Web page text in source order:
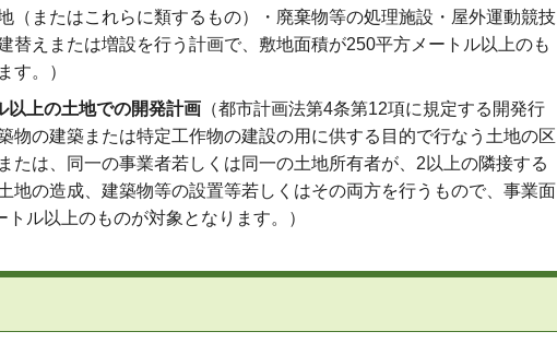
（またはこれらに類するもの）・廃棄物等の処理施設・屋外運動競技
替えまたは増設を行う計画で、敷地面積が250平方メートル以上のも
す。）
以上の土地での開発計画 （都市計画法第4条第12項に規定する開発行
物の建築または特定工作物の建設の用に供する目的で行なう土地の区
たは、同一の事業者若しくは同一の土地所有者が、2以上の隣接する
地の造成、建築物等の設置等若しくはその両方を行うもので、事業面
ル以上のものが対象となります。）